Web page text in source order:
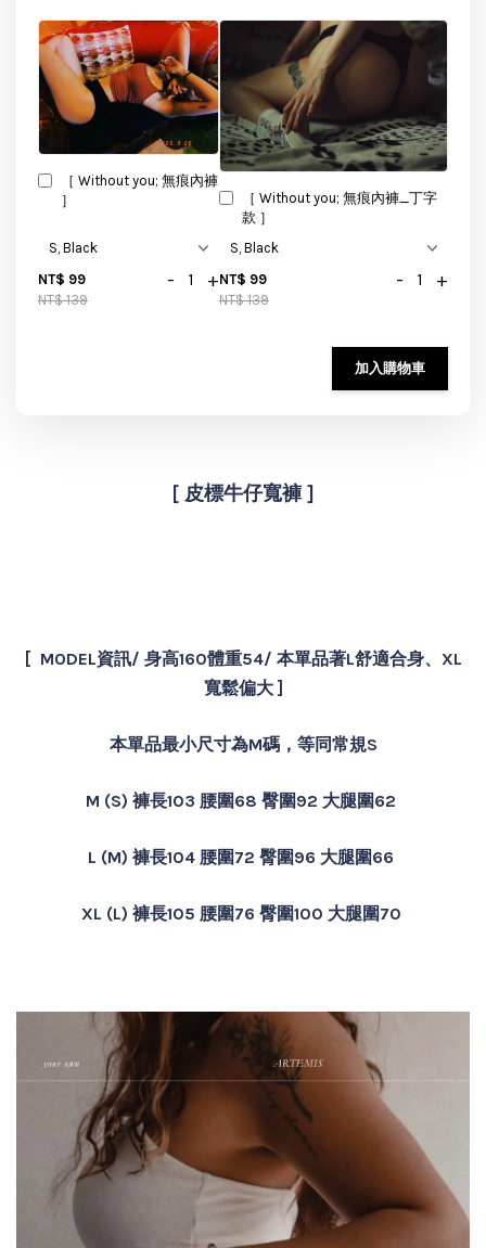
［ Without you; 無痕內褲
］
NT$ 99
NT$ 139
- +
［ Without you; 無痕內褲_丁字
款 ］
NT$ 99
NT$ 139
- +
加入購物車
[ 皮標牛仔寬褲 ]
[ MODEL資訊/ 身高160體重54/ 本單品著L舒適合身、XL
寬鬆偏大 ]
本單品最小尺寸為M碼，等同常規S
M (S) 褲長103 腰圍68 臀圍92 大腿圍62
L (M) 褲長104 腰圍72 臀圍96 大腿圍66
XL (L) 褲長105 腰圍76 臀圍100 大腿圍70